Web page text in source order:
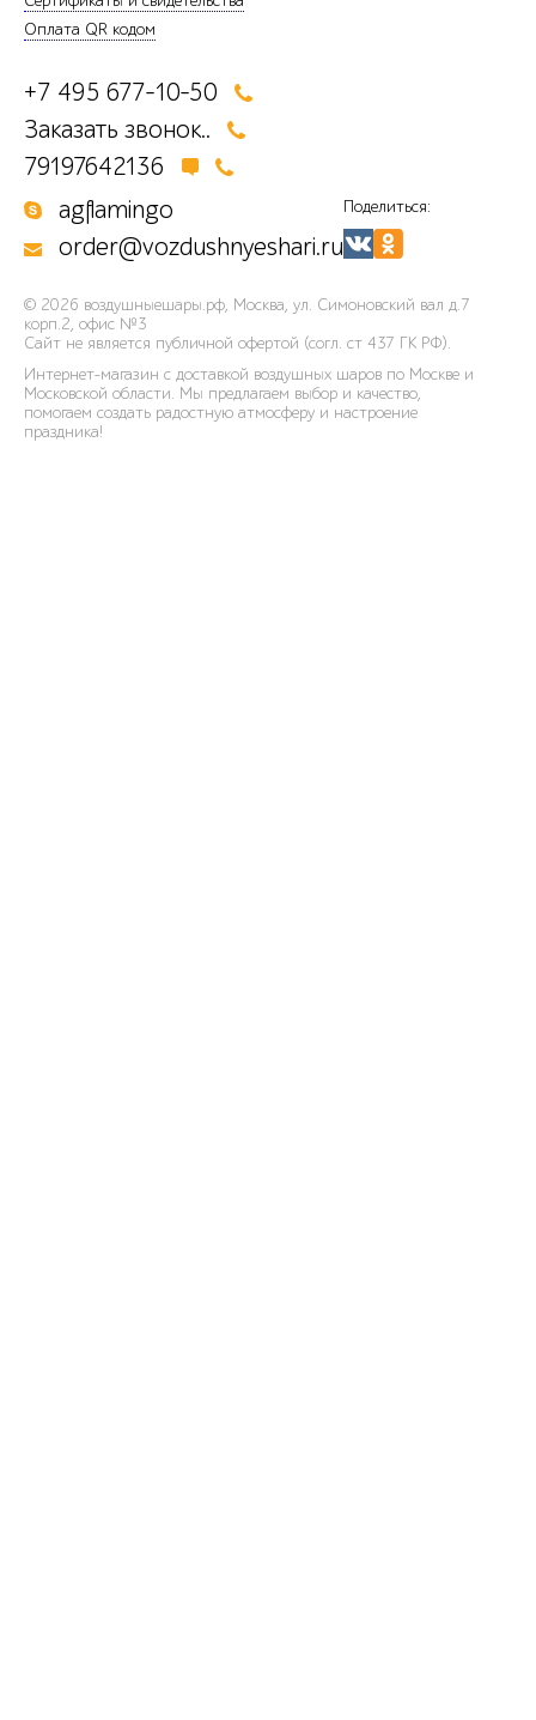
Оплата QR кодом
+7 495 677-10-50
Заказать звонок..
79197642136
agflamingo
order@vozdushnyeshari.ru
Поделиться:
© 2026 воздушныешары.рф, Москва, ул. Симоновский вал д.7
корп.2, офис №3
Сайт не является публичной офертой (согл. ст 437 ГК РФ).
Интернет-магазин с доставкой воздушных шаров по Москве и
Московской области. Мы предлагаем выбор и качество,
помогаем создать радостную атмосферу и настроение
праздника!